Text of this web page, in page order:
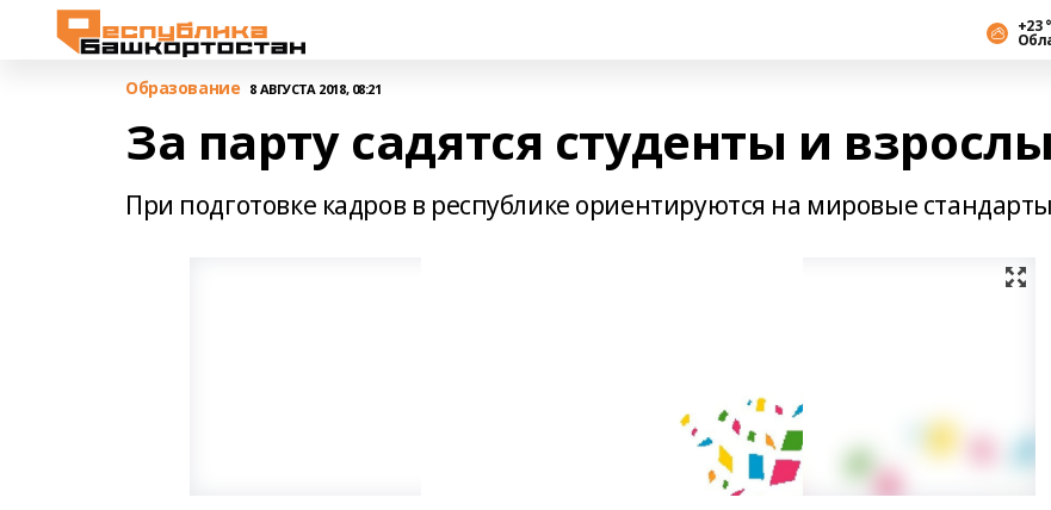
+23
Образование 8 АВГУСТА 2018, 08:21
За парту садятся студенты и
При подготовке кадров в республике ориентируются на мировые стандарты